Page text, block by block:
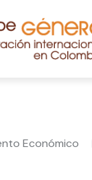
Económico